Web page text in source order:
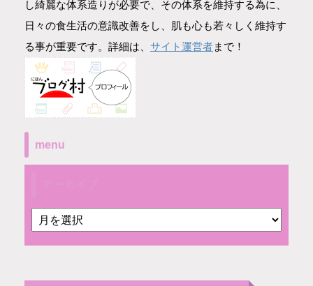
し綺麗な体系造りが必要で、その体系を維持する為に、
日々の食生活の意識改善をし、肌も心も若々しく維持す
る事が重要です。詳細は、 サイト運営者まで！
menu